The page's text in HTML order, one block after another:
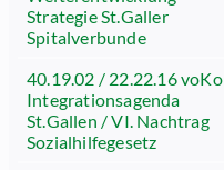
Strategie St.Galler
Spitalverbunde
40.19.02 / 22.22.16 voKo
Integrationsagenda
St.Gallen / VI. Nachtrag
Sozialhilfegesetz